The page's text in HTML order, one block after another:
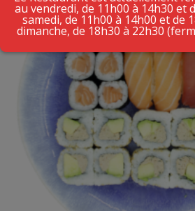
au vendredi, de 11h00 à 14h30 et
samedi, de 11h00 à 14h00 et de
dimanche, de 18h30 à 22h30